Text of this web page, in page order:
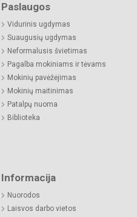
Paslaugos
Vidurinis ugdymas
Suaugusių ugdymas
Neformalusis švietimas
Pagalba mokiniams ir tėvams
Mokinių pavėžėjimas
Mokinių maitinimas
Patalpų nuoma
Biblioteka
Informacija
Nuorodos
Laisvos darbo vietos